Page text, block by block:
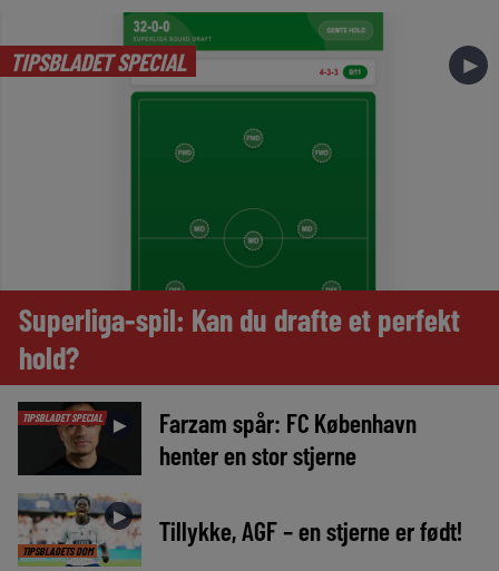
TIPSBLADET SPECIAL ►
Superliga-spil: Kan du drafte et perfekt
hold?
TIPSBLADET SPECIAL ►
Farzam spår: FC København
henter en stor stjerne
TIPSBLADETS DOM
► Tillykke, AGF – en stjerne er født!